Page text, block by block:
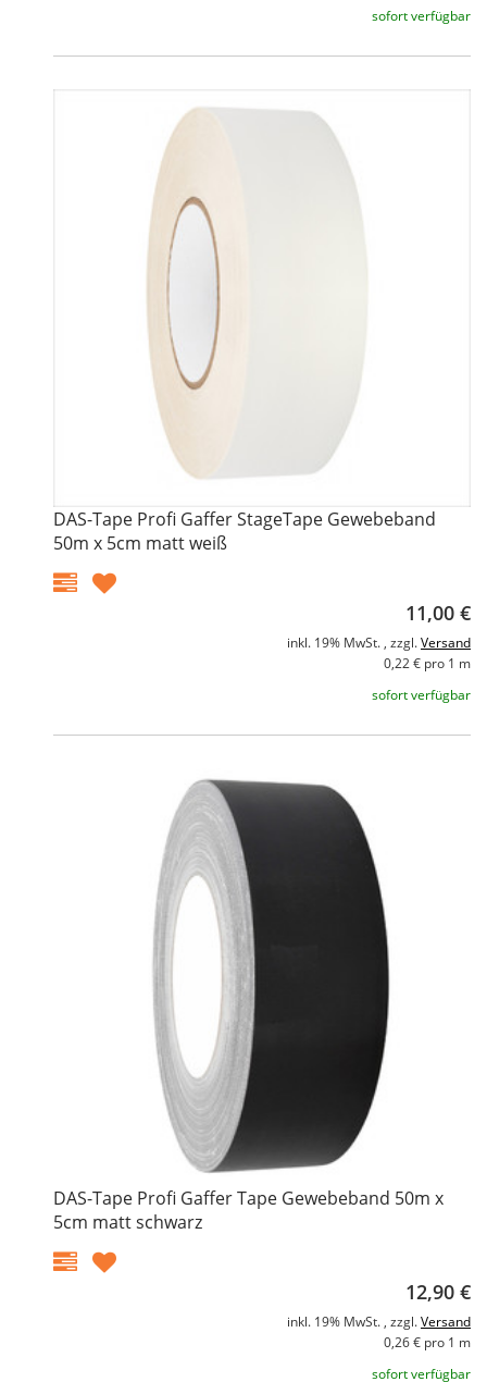
sofort verfügbar
DAS-Tape Profi Gaffer StageTape Gewebeband
50m x 5cm matt weiß
11,00 €
inkl. 19% MwSt. , zzgl. Versand
0,22 € pro 1 m
sofort verfügbar
DAS-Tape Profi Gaffer Tape Gewebeband 50m x
5cm matt schwarz
12,90 €
inkl. 19% MwSt. , zzgl. Versand
0,26 € pro 1 m
sofort verfügbar